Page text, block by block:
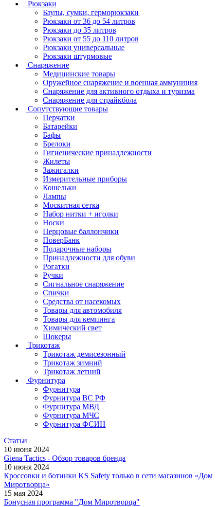
Рюкзаки
Баулы, сумки, герморюкзаки
Рюкзаки от 36 до 54 литров
Рюкзаки до 35 литров
Рюкзаки от 55 до 110 литров
Рюкзаки универсальные
Рюкзаки штурмовые
Снаряжение
Медицинские товары
Оружейное снаряжение и военная аммуниция
Снаряжение для активного отдыха и туризма
Снаряжение для страйкбола
Сопутствующие товары
Перчатки
Батарейки
Бафы
Брелоки
Гигиенические принадлежности
Жилеты
Зажигалки
Измерительные приборы
Кошельки
Лампы
Москитная сетка
Набор нитки + иголки
Носки
Перцовые баллончики
ПоверБанк
Подарочные наборы
Принадлежности для обуви
Рогатки
Ручки
Сигнальное снаряжение
Спички
Средства от насекомых
Товары для автомобиля
Товары для кемпинга
Химический свет
Шокеры
Трикотаж
Трикотаж демисезонный
Трикотаж зимний
Трикотаж летний
Фурнитура
Фурнитура
Фурнитура ВС РФ
Фурнитура МВД
Фурнитура МЧС
Фурнитура ФСИН
Статьи
10 июня 2024
Giena Tactics - Обзор товаров бренда
10 июня 2024
Кроссовки и ботинки KS Safety только в сети магазинов «Дом
Миротворца»
15 мая 2024
Бонусная программа "Дом Миротворца"